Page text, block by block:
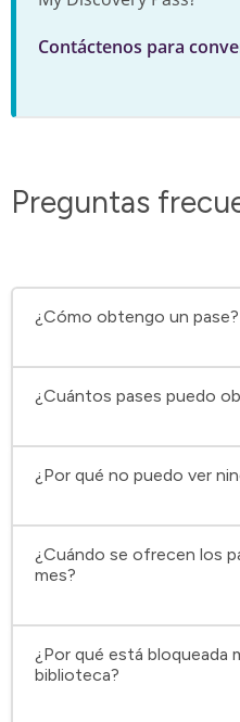
Contáctenos para
Preguntas
¿Cómo obtengo un pase?
¿Cuántos pases puedo
¿Por qué no puedo ver
¿Cuándo se ofrecen los
mes?
¿Por qué está bloqueada
biblioteca?